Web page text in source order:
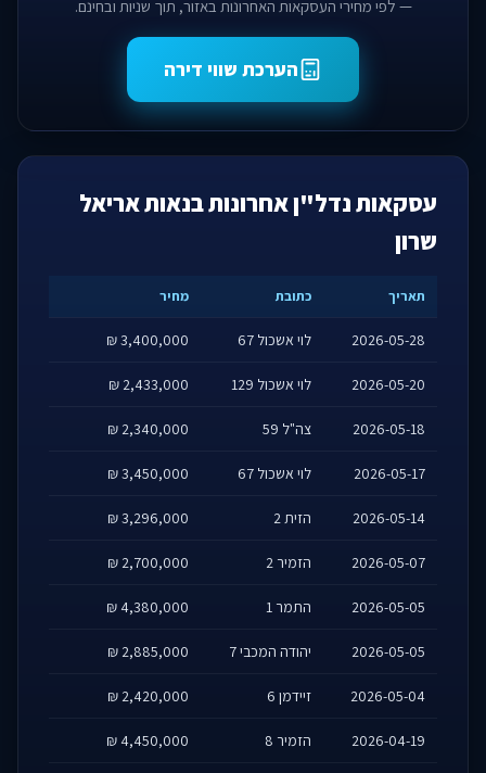
— לפי מחירי העסקאות האחרונות באזור, תוך שניות ובחינם.
הערכת שווי דירה
עסקאות נדל"ן אחרונות בנאות אריאל
שרון
תאריך כתובת מחיר
2026-05-28 לוי אשכול 67 3,400,000 ₪
2026-05-20 לוי אשכול 129 2,433,000 ₪
2026-05-18 צה"ל 59 2,340,000 ₪
2026-05-17 לוי אשכול 67 3,450,000 ₪
2026-05-14 הזית 2 3,296,000 ₪
2026-05-07 הזמיר 2 2,700,000 ₪
2026-05-05 התמר 1 4,380,000 ₪
2026-05-05 יהודה המכבי 7 2,885,000 ₪
2026-05-04 זיידמן 6 2,420,000 ₪
2026-04-19 הזמיר 8 4,450,000 ₪